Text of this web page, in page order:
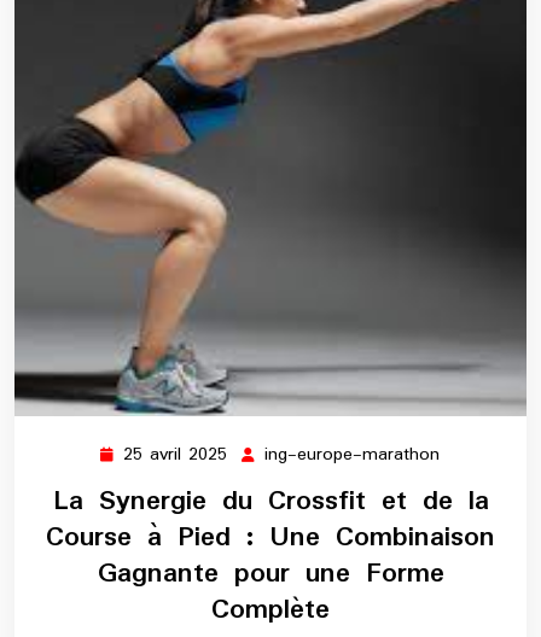
25 avril 2025 25
avril
2025
ing-europe-marathon
europe-
marathon
La Synergie du Crossfit et de la
Course à Pied : Une Combinaison
Gagnante pour une Forme
Complète